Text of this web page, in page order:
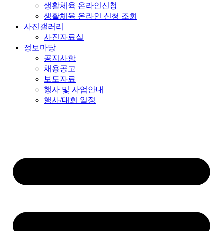
생활체육 온라인신청
생활체육 온라인 신청 조회
사진갤러리
사진자료실
정보마당
공지사항
채용공고
보도자료
행사 및 사업안내
행사/대회 일정